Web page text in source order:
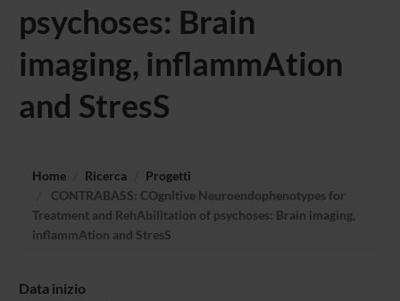
psychoses: Brain
imaging, inflammAtion
and StresS
Home Ricerca
Progetti
CONTRABASS: COgnitive Neuroendophenotypes for
Treatment and RehAbilitation of psychoses: Brain imaging,
inflammAtion and StresS
Data inizio